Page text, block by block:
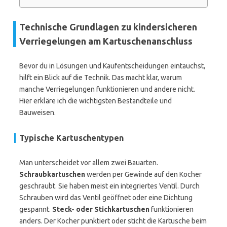
Technische Grundlagen zu kindersicheren
Verriegelungen am Kartuschenanschluss
Bevor du in Lösungen und Kaufentscheidungen eintauchst,
hilft ein Blick auf die Technik. Das macht klar, warum
manche Verriegelungen funktionieren und andere nicht.
Hier erkläre ich die wichtigsten Bestandteile und
Bauweisen.
Typische Kartuschentypen
Man unterscheidet vor allem zwei Bauarten.
Schraubkartuschenwerden per Gewinde auf den Kocher
geschraubt. Sie haben meist ein integriertes Ventil. Durch
Schrauben wird das Ventil geöffnet oder eine Dichtung
gespannt. Steck- oder Stichkartuschenfunktionieren
anders. Der Kocher punktiert oder sticht die Kartusche beim